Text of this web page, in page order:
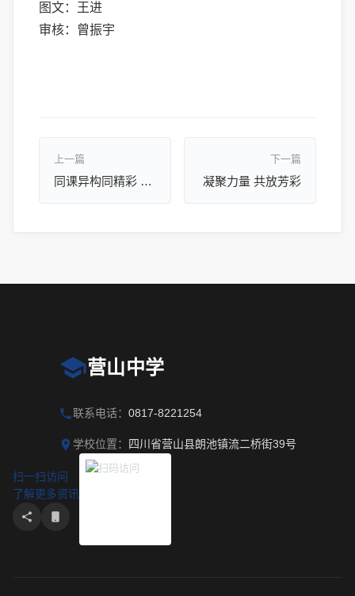
图文：王进
审核：曾振宇
上一篇
同课异构同精彩 互学互鉴共成长
下一篇
凝聚力量 共放芳彩
营山中学
联系电话： 0817-8221254
学校位置： 四川省营山县朗池镇流二桥街39号
扫一扫访问
了解更多资讯